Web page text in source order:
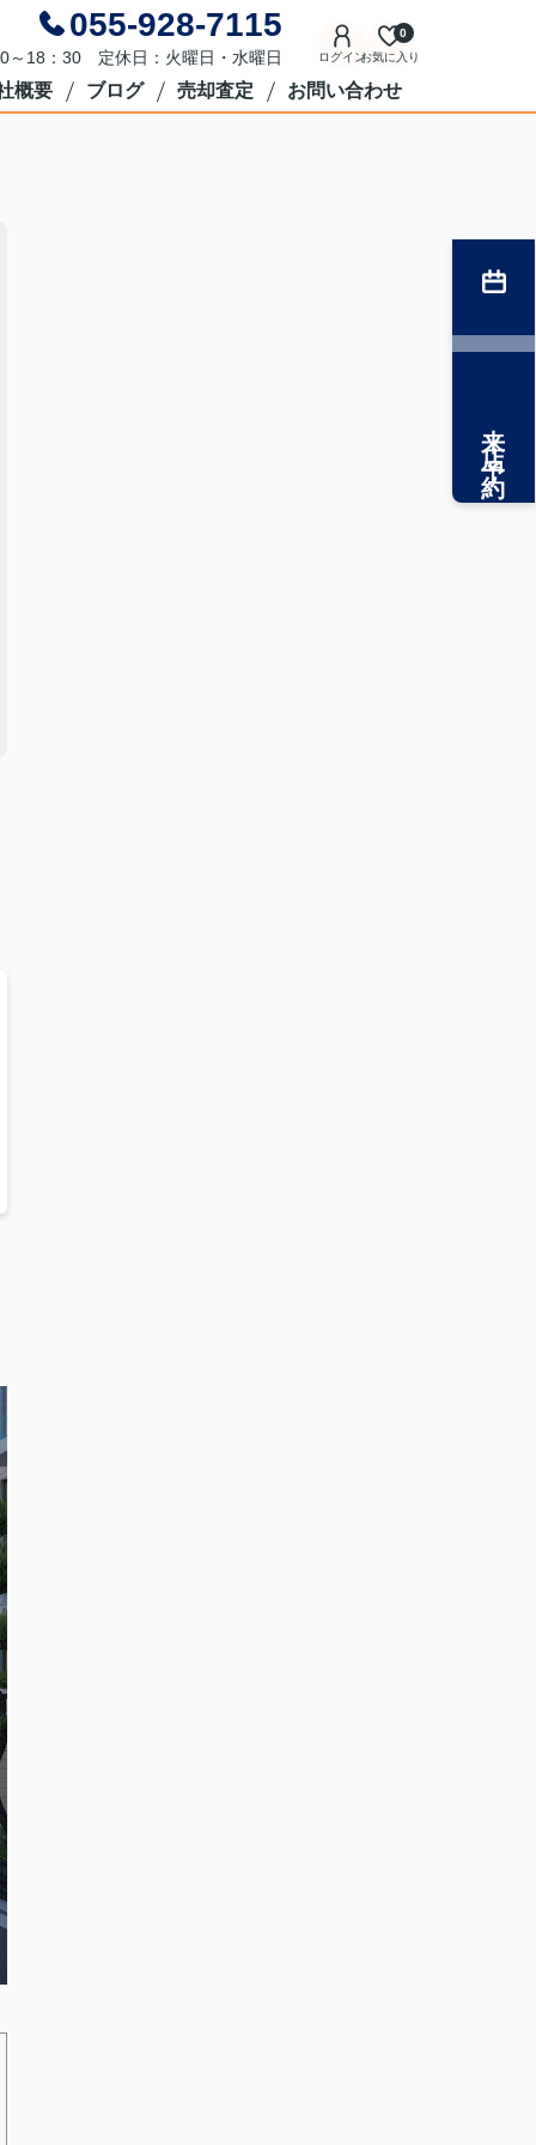
055-928-7115
～18：30 定休日：火曜日・水曜日 ログインお気に入り
0
概要 ブログ 売却査定 お問い合わせ
来店予約